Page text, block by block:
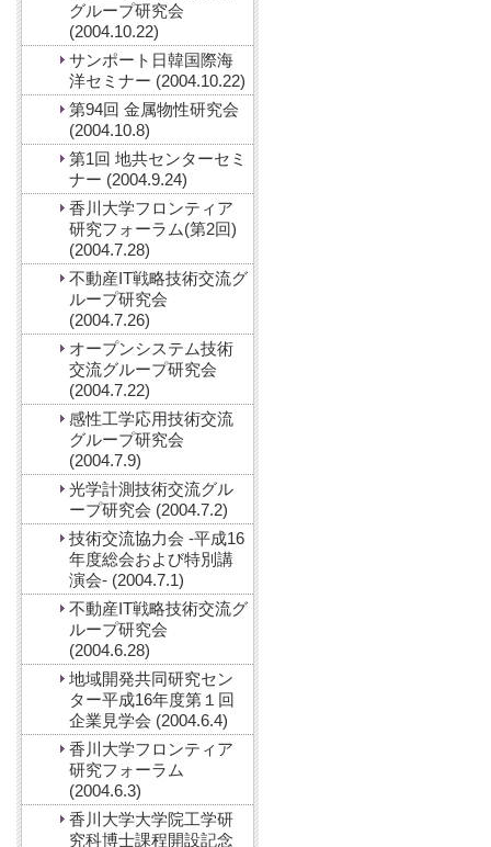
グループ研究会
(2004.10.22)
サンポート日韓国際海
洋セミナー (2004.10.22)
第94回 金属物性研究会
(2004.10.8)
第1回 地共センターセミ
ナー (2004.9.24)
香川大学フロンティア
研究フォーラム(第2回)
(2004.7.28)
不動産IT戦略技術交流グ
ループ研究会
(2004.7.26)
オープンシステム技術
交流グループ研究会
(2004.7.22)
感性工学応用技術交流
グループ研究会
(2004.7.9)
光学計測技術交流グル
ープ研究会 (2004.7.2)
技術交流協力会 -平成16
年度総会および特別講
演会- (2004.7.1)
不動産IT戦略技術交流グ
ループ研究会
(2004.6.28)
地域開発共同研究セン
ター平成16年度第１回
企業見学会 (2004.6.4)
香川大学フロンティア
研究フォーラム
(2004.6.3)
香川大学大学院工学研
究科博士課程開設記念